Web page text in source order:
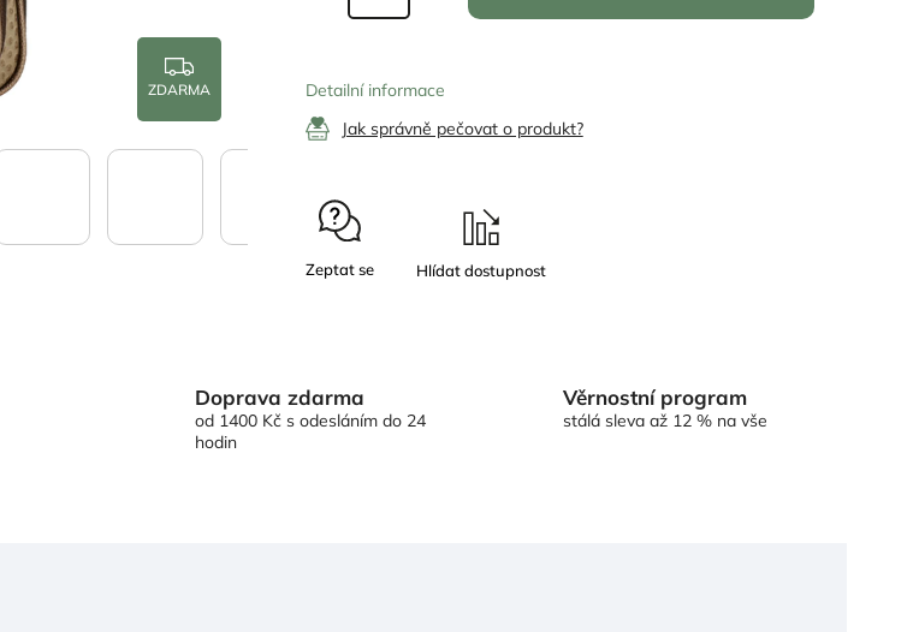
ZDARMA
Detailní informace
Jak správně pečovat o produkt?
Zeptat se
Doprava zdarma
od 1400 Kč s odesláním do 24
hodin
Věrnostní program
stálá sleva až 12 % na vše